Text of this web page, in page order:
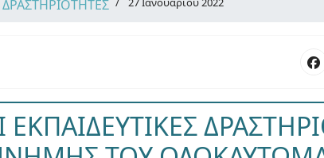
ΔΡΑΣΤΗΡΙΟΤΗΤΕΣ
ΕΚΠΑΙΔΕΥΤΙΚΕΣ